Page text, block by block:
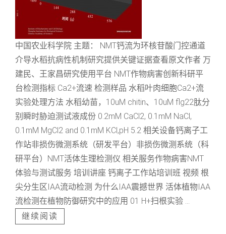
中国农业科学院 主题： NMT钙流为环核苷酸门控通道
介导水稻抗病性机制研究提供关键证据查看原文作者 万
建民、王家昌研究使用平台 NMT作物病害创新科研平
台检测指标 Ca2+流速 检测样品 水稻叶肉细胞Ca2+流
实验处理方法 水稻幼苗，10uM chitin、10uM flg22肽分
别瞬时胁迫测试液成份 0.2mM CaCl2, 0.1mM NaCl,
0.1mM MgCl2 and 0.1mM KCl,pH 5.2 相关设备钙离子工
作站非损伤微测系统（研发平台）非损伤微测系统（科
研平台）NMT活体生理检测仪 相关服务作物病害NMT
体验与测试服务 培训讲座 钙离子工作站培训班 视频 根
尖分生区IAA流动检测 为什么IAA震撼世界 活体植物IAA
流检测在植物防御研究中的应用 01 H+扫根实验 ...
继续阅读